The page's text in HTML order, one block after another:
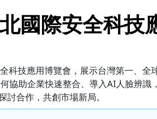
國際安全科技
科技應用博覽會，展示台灣第一、全
協助企業快速整合、導入AI人臉辨識
合作，共創市場新局。